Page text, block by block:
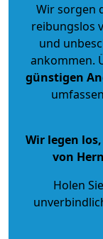
Wir sorgen
reibungslos
und
ankommen.
günstigen
Wir legen
von
Holen